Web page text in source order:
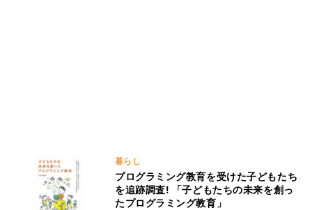
暮らし
プログラミング教育を受けた子どもたち
を追跡調査! 「子どもたちの未来を創っ
たプログラミング教育」